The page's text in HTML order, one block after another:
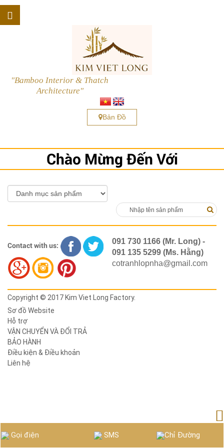
"Bamboo Interior & Thatch
Architecture"
Bản Đồ
Chào Mừng Đến Với
Contact with us:
091 730 1166 (Mr. Long) -
091 135 5299 (Ms. Hằng)
cotranhlopnha@gmail.com
Copyright © 2017 Kim Viet Long Factory.
Sơ đồ Website
Hỗ trợ
VẬN CHUYỂN VÀ ĐỔI TRẢ
BẢO HÀNH
Điều kiện & Điều khoản
Liên hệ
Gọi điện SMS Chỉ Đường